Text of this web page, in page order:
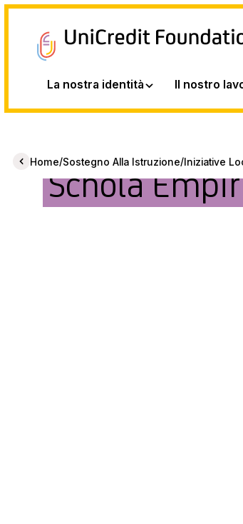
La nostra identità Il nostro
Home/Sostegno Alla Istruzione/Iniziative
Schola